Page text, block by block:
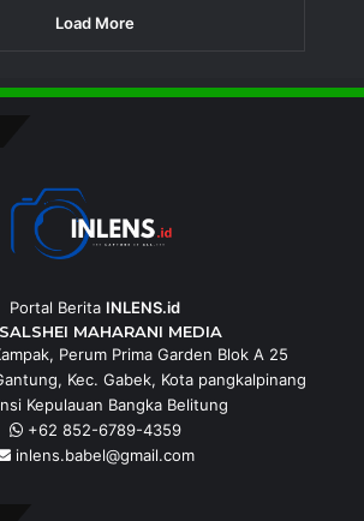
Load More
Portal Berita INLENS.id
MAHARANI MEDIA
Perum Prima Garden Blok A 25
Kec. Gabek, Kota pangkalpinang
Kepulauan Bangka Belitung
+62 852-6789-4359
inlens.babel@gmail.com